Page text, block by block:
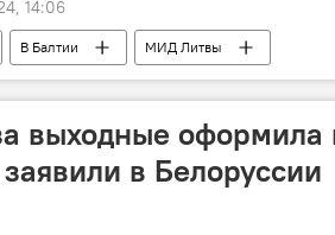
14:06
В Балтии МИД Литвы
выходные оформила
в Белоруссии